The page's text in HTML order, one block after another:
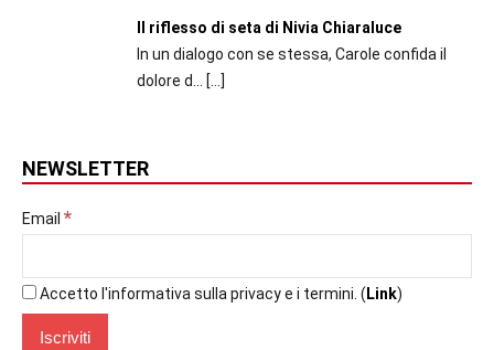
Il riflesso di seta di Nivia Chiaraluce
In un dialogo con se stessa, Carole confida il
dolore d...
[…]
NEWSLETTER
Email *
Accetto l'informativa sulla privacy e i termini. ( Link)